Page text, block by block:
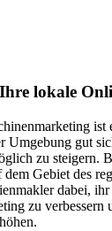
lokale
ist
Umgebung gut
zu steigern.
Gebiet des
dabei, ihr
zu